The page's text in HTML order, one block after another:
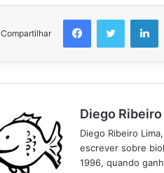
Compartilhar
FacebookTwitter
Diego
Diego Ribeiro
escrever sobre
1996, quando